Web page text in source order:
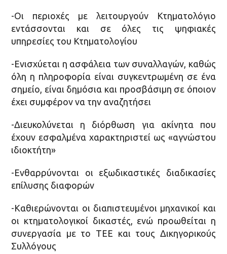
-Οι περιοχές με λειτουργούν Κτηματολόγιο
εντάσσονται και σε όλες τις ψηφιακές
υπηρεσίες του Κτηματολογίου
-Ενισχύεται η ασφάλεια των συναλλαγών, καθώς
όλη η πληροφορία είναι συγκεντρωμένη σε ένα
σημείο, είναι δημόσια και προσβάσιμη σε όποιον
έχει συμφέρον να την αναζητήσει
-Διευκολύνεται η διόρθωση για ακίνητα που
έχουν εσφαλμένα χαρακτηριστεί ως «αγνώστου
ιδιοκτήτη»
-Ενθαρρύνονται οι εξωδικαστικές διαδικασίες
επίλυσης διαφορών
-Καθιερώνονται οι διαπιστευμένοι μηχανικοί και
οι κτηματολογικοί δικαστές, ενώ προωθείται η
συνεργασία με το ΤΕΕ και τους Δικηγορικούς
Συλλόγους